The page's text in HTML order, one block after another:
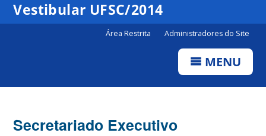
Vestibular UFSC/2014
Área Restrita Administradores do Site
MENU
Secretariado Executivo